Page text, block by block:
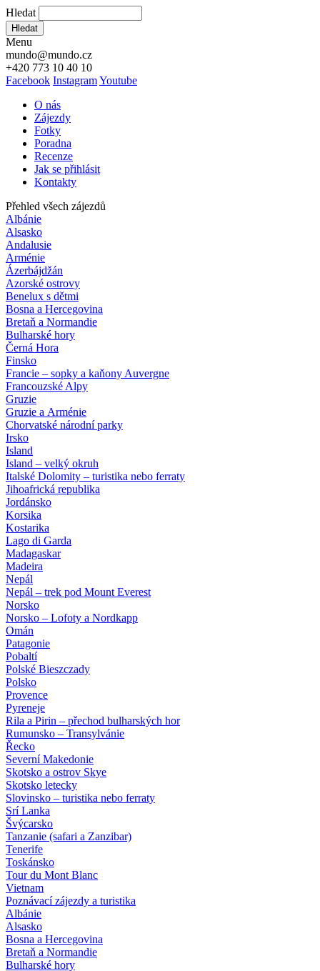
Hledat
Hledat
Menu
mundo@mundo.cz
+420 773 10 40 10
Facebook InstagramYoutube
O nás
Zájezdy
Fotky
Poradna
Recenze
Jak se přihlásit
Kontakty
Přehled všech zájezdů
Albánie
Alsasko
Andalusie
Arménie
Ázerbájdžán
Azorské ostrovy
Benelux s dětmi
Bosna a Hercegovina
Bretaň a Normandie
Bulharské hory
Černá Hora
Finsko
Francie – sopky a kaňony Auvergne
Francouzské Alpy
Gruzie
Gruzie a Arménie
Chorvatské národní parky
Irsko
Island
Island – velký okruh
Italské Dolomity – turistika nebo ferraty
Jihoafrická republika
Jordánsko
Korsika
Kostarika
Lago di Garda
Madagaskar
Madeira
Nepál
Nepál – trek pod Mount Everest
Norsko
Norsko – Lofoty a Nordkapp
Omán
Patagonie
Pobaltí
Polské Bieszczady
Polsko
Provence
Pyreneje
Rila a Pirin – přechod bulharských hor
Rumunsko – Transylvánie
Řecko
Severní Makedonie
Skotsko a ostrov Skye
Skotsko letecky
Slovinsko – turistika nebo ferraty
Srí Lanka
Švýcarsko
Tanzanie (safari a Zanzibar)
Tenerife
Toskánsko
Tour du Mont Blanc
Vietnam
Poznávací zájezdy a turistika
Albánie
Alsasko
Bosna a Hercegovina
Bretaň a Normandie
Bulharské hory